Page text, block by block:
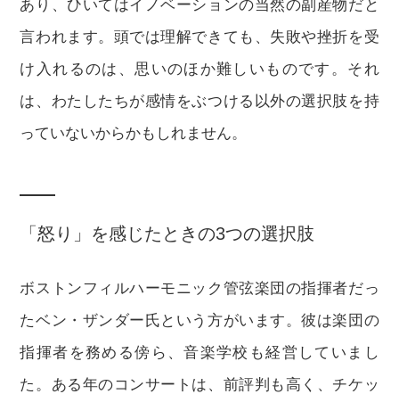
あり、ひいてはイノベーションの当然の副産物だと
言われます。頭では理解できても、失敗や挫折を受
け入れるのは、思いのほか難しいものです。それ
は、わたしたちが感情をぶつける以外の選択肢を持
っていないからかもしれません。
「怒り」を感じたときの3つの選択肢
ボストンフィルハーモニック管弦楽団の指揮者だっ
たベン・ザンダー氏という方がいます。彼は楽団の
指揮者を務める傍ら、音楽学校も経営していまし
た。ある年のコンサートは、前評判も高く、チケッ